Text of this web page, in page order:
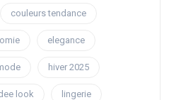
couleurs tendance
elegance
hiver 2025
look lingerie